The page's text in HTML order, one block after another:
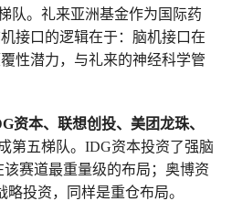
队。礼来亚洲基金作为国际药
接口的逻辑在于：脑机接口在
性潜力，与礼来的神经科学管
资本、联想创投、美团龙珠、
第五梯队。IDG资本投资了强脑
赛道最重量级的布局；奥博资
投资，同样是重仓布局。